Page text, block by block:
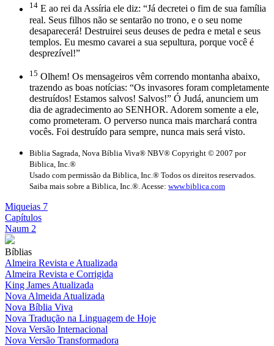
14 E ao rei da Assíria ele diz: “Já decretei o fim de sua família
real. Seus filhos não se sentarão no trono, e o seu nome
desaparecerá! Destruirei seus deuses de pedra e metal e seus
templos. Eu mesmo cavarei a sua sepultura, porque você é
desprezível!”
15 Olhem! Os mensageiros vêm correndo montanha abaixo,
trazendo as boas notícias: “Os invasores foram completamente
destruídos! Estamos salvos! Salvos!” Ó Judá, anunciem um
dia de agradecimento ao SENHOR. Adorem somente a ele,
como prometeram. O perverso nunca mais marchará contra
vocês. Foi destruído para sempre, nunca mais será visto.
Biblia Sagrada, Nova Bíblia Viva® NBV® Copyright © 2007 por
Biblica, Inc.®
Usado com permissão da Biblica, Inc.® Todos os direitos reservados.
Saiba mais sobre a Biblica, Inc.®. Acesse: www.biblica.com
Miqueias 7
Capítulos
Naum 2
Bíblias
Almeira Revista e Atualizada
Almeira Revista e Corrigida
King James Atualizada
Nova Almeida Atualizada
Nova Bíblia Viva
Nova Tradução na Linguagem de Hoje
Nova Versão Internacional
Nova Versão Transformadora